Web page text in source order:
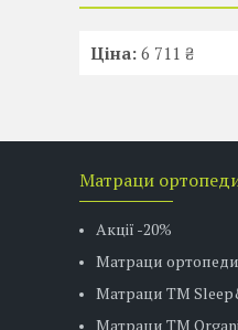
Ціна: 6 711 ₴
Матраци
Акції -20%
Матраци
Матраци ТМ
Матраци TM